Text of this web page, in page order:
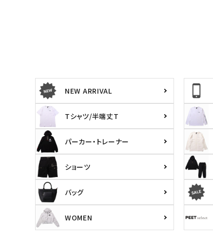
サイズ
29inc
30inc 32inc
カラー
NEW ARRIVAL
Tシャツ/半端丈T
パーカー・トレーナー
ショーツ
バッグ
WOMEN